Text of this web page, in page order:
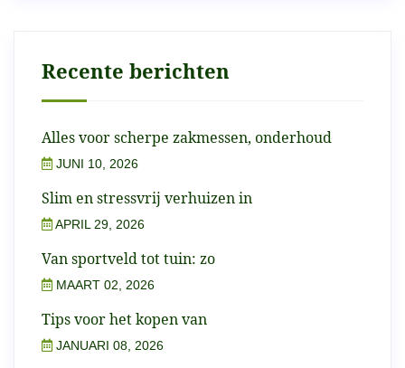
Recente berichten
Alles voor scherpe zakmessen, onderhoud
JUNI 10, 2026
Slim en stressvrij verhuizen in
APRIL 29, 2026
Van sportveld tot tuin: zo
MAART 02, 2026
Tips voor het kopen van
JANUARI 08, 2026